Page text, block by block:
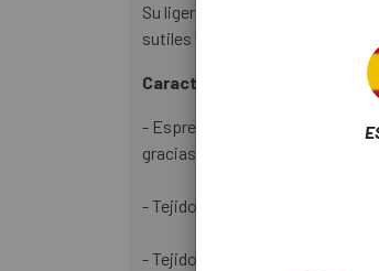
Su ligereza (100 g) y su rango
sutiles y el característico
Características del producto
- Espresso 2 Jersey talla
gracias a la elasticidad del
- Tejido Air_O Stretch diseñado
- Tejido optimizado para la